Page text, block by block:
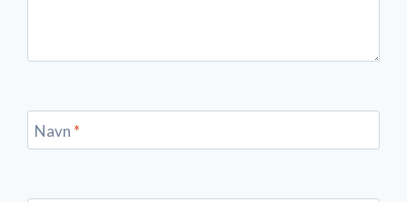
Navn *